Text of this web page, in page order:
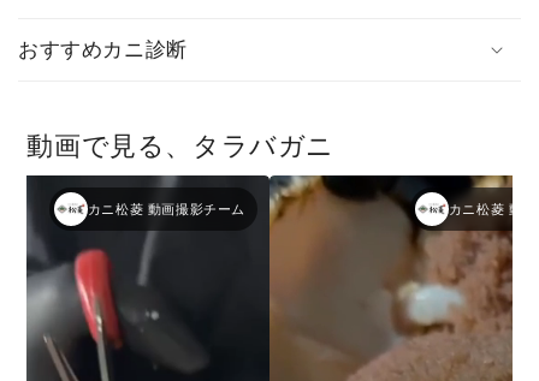
おすすめカニ診断
動画で見る、タラバガニ
カニ松菱 動画撮影チーム カニ松菱 動